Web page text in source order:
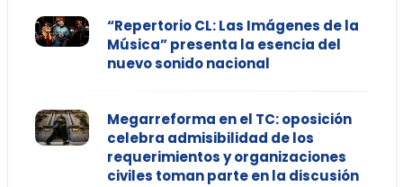
“Repertorio CL: Las Imágenes de la
Música” presenta la esencia del
nuevo sonido nacional
Megarreforma en el TC: oposición
celebra admisibilidad de los
requerimientos y organizaciones
civiles toman parte en la discusión